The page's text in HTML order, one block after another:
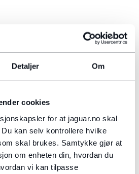
Detaljer Om
cookies
for at jaguar.no skal
kan selv kontrollere hvilke
skal brukes. Samtykke gjør at
om enheten din, hvordan du
vi kan tilpasse